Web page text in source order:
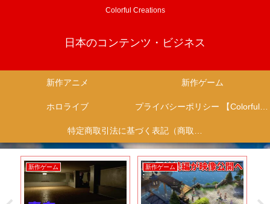
Colorful Creations
日本のコンテンツ・ビジネス
新作アニメ 新作ゲーム
ホロライブ プライバシーポリシー 【Colorful Creation】
特定商取引法に基づく表記（商取引に関する開示）
新作ゲーム 新作ゲーム